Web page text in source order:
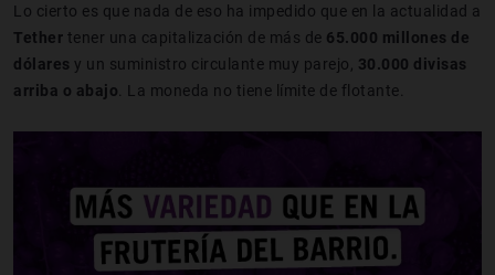
Lo cierto es que nada de eso ha impedido que en la actualidad a
Tether tener una capitalización de más de 65.000 millones de
dólares y un suministro circulante muy parejo, 30.000 divisas
arriba o abajo . La moneda no tiene límite de flotante.